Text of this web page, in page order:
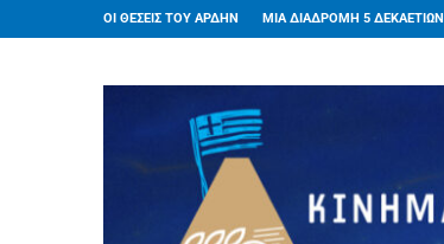
ΟΙ ΘΕΣΕΙΣ ΤΟΥ ΑΡΔΗΝ ΜΙΑ ΔΙΑΔΡΟΜΗ 5 ΔΕΚΑΕΤΙΩΝ